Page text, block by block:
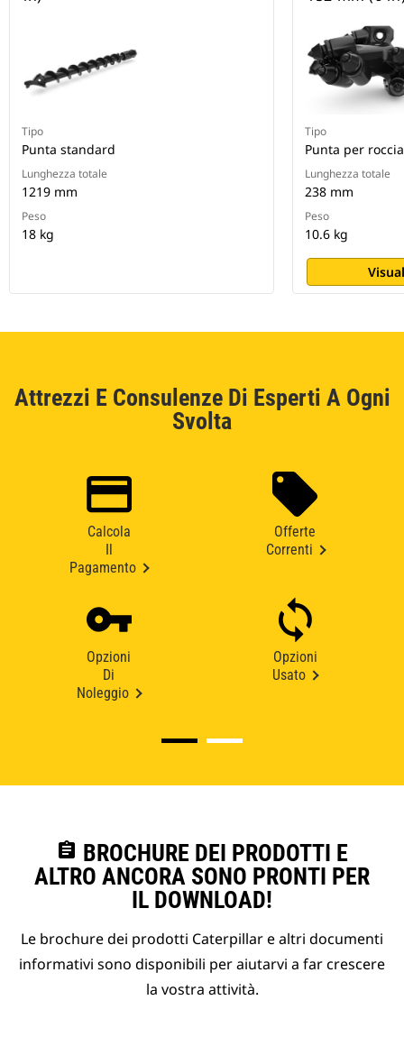
Tipo
Punta standard
Lunghezza totale
1219 mm
Peso
18 kg
Tipo
Punta per roccia
Lunghezza totale
238 mm
Peso
10.6 kg
Attrezzi E Consulenze Di Esperti A Ogni
Svolta
Calcola
Pagamento
Offerte
Correnti
Opzioni
Di
Noleggio
Opzioni
Usato
assignment BROCHURE DEI PRODOTTI E
ALTRO ANCORA SONO PRONTI PER
IL DOWNLOAD!
Le brochure dei prodotti Caterpillar e altri documenti
informativi sono disponibili per aiutarvi a far crescere
la vostra attività.